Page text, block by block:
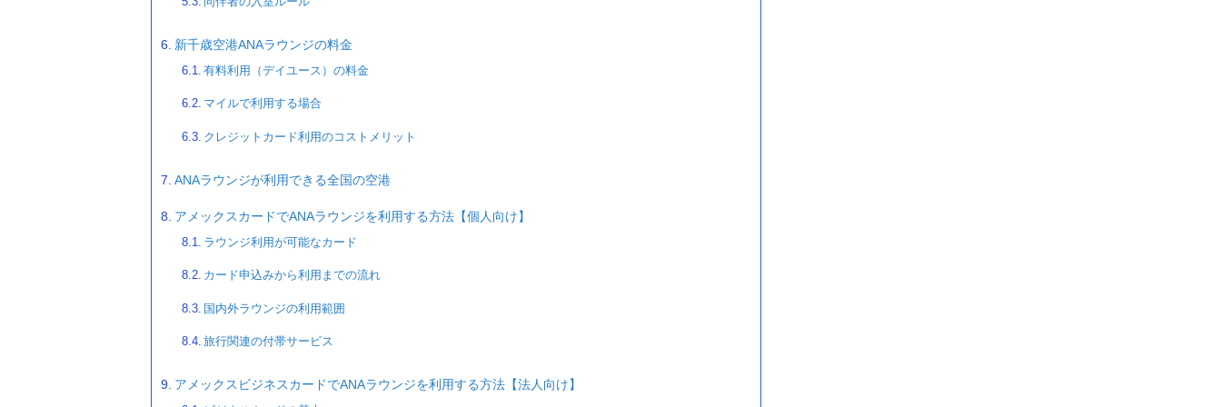
新千歳空港ANAラウンジの料金
有料利用（デイユース）の料金
マイルで利用する場合
クレジットカード利用のコストメリット
ANAラウンジが利用できる全国の空港
アメックスカードでANAラウンジを利用する方法【個人向け】
ラウンジ利用が可能なカード
カード申込みから利用までの流れ
国内外ラウンジの利用範囲
旅行関連の付帯サービス
アメックスビジネスカードでANAラウンジを利用する方法【法人向け】